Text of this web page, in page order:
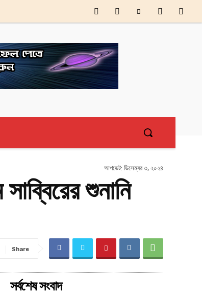
আপডেট: ডিসেম্বর ৩, ২০২৪
শুনানি
Share
সর্বশেষ সংবাদ